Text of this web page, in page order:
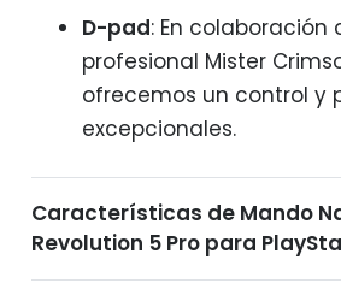
D-pad: En colaboración
profesional Mister
ofrecemos un control y
excepcionales.
Características de Mando
Revolution 5 Pro para